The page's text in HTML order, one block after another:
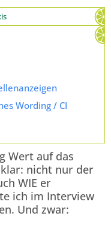
Wording / CI
Wert auf das
nicht nur der
WIE er
ich im Interview
Und zwar: